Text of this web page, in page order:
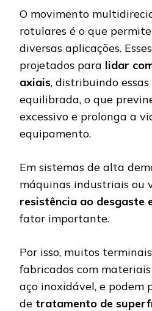
O movimento
rotulares é o que
diversas aplicações.
projetados para lidar
axiais, distribuindo
equilibrada, o que
excessivo e prolonga a
equipamento.
Em sistemas de alta
máquinas industriais ou
resistência ao desgaste
fator importante.
Por isso, muitos
fabricados com
aço inoxidável, e podem
de tratamento de